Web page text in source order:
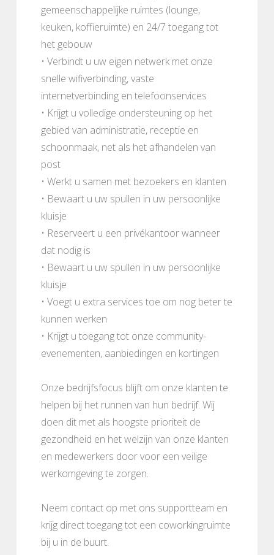
gemeenschappelijke ruimtes (lounge,
keuken, koffieruimte) en 24/7 toegang tot
het gebouw
• Verbindt u uw eigen netwerk met onze
snelle wifiverbinding, vaste
internetverbinding en telefoonservices
• Krijgt u volledige ondersteuning op het
gebied van administratie, receptie en
schoonmaak, net als het afhandelen van
post
• Werkt u samen met bezoekers en klanten
• Bewaart u uw spullen in uw persoonlijke
kluisje
• Reserveert u een privékantoor wanneer
dat nodig is
• Bewaart u uw spullen in uw persoonlijke
kluisje
• Voegt u extra services toe om nog beter te
kunnen werken
• Krijgt u toegang tot onze community-
evenementen, aanbiedingen en kortingen
Onze bedrijfsfocus blijft om onze klanten te
helpen bij het runnen van hun bedrijf. Wij
doen dit met als hoogste prioriteit de
gezondheid en het welzijn van onze klanten
en medewerkers door voor een veilige
werkomgeving te zorgen.
Neem contact op met ons supportteam en
krijg direct toegang tot een coworkingruimte
bij u in de buurt.